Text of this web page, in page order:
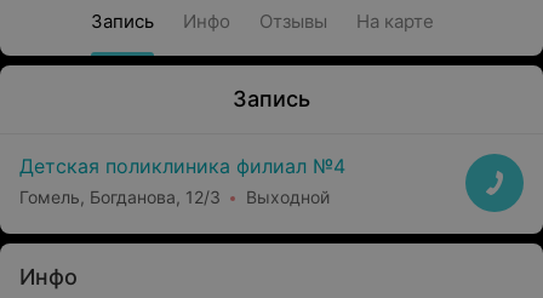
Запись Инфо Отзывы На карте
Запись
Детская поликлиника филиал №4
Гомель, Богданова, 12/3 Выходной
Инфо